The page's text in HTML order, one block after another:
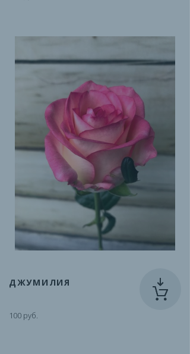
ДЖУМИЛИЯ
100 руб.